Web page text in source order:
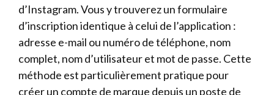
d’Instagram. Vous y trouverez un formulaire
d’inscription identique à celui de l’application :
adresse e-mail ou numéro de téléphone, nom
complet, nom d’utilisateur et mot de passe. Cette
méthode est particulièrement pratique pour
créer un compte de marque depuis un poste de